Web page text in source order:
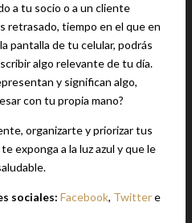
a tu socio o a un cliente
retrasado, tiempo en el que en
pantalla de tu celular, podrás
algo relevante de tu día.
y significan algo,
con tu propia mano?
organizarte y priorizar tus
exponga a la luz azul y que le
sociales: Facebook, Twittere